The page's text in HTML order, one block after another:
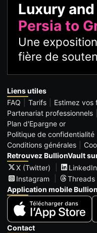
Luxury
Persia to
Une
fière de
Liens utiles
FAQ
Tarifs Estimez vos
Partenariat professionnels
Plan d'Epargne or
Politique de confidentialité
Conditions générales
Retrouvez BullionVault
X (Twitter)
LinkedIn
Instagram
Threads
Application mobile
Contact